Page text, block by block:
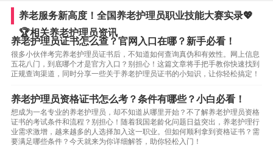
养老服务新高度！全国养老护理员职业技能大赛实录💖
🏆相关养老护理员资讯
养老护理员证书怎么查？官网入口在哪？新手必看！
很多小伙伴考完养老护理员证书后，不知道如何查询真伪和有效性。网上信息
五花八门，到底哪个才是官方入口？别担心！这篇文章将手把手教你快速找到
正规查询渠道，同时分享一些关于养老护理员证书的小知识，让你轻松搞定！
养老护理员资格证书怎么考？条件有哪些？小白必看！
想成为一名专业的养老护理员，却不知道从哪里开始？不了解养老护理员资格
证书的考试条件和流程？别担心！随着我国老龄化问题日益突出，养老护理行
业需求激增，越来越多的人选择加入这一职业。但如何顺利拿到资格证书？需
要满足哪些条件？今天就来为你详细解答，助你轻松入门！